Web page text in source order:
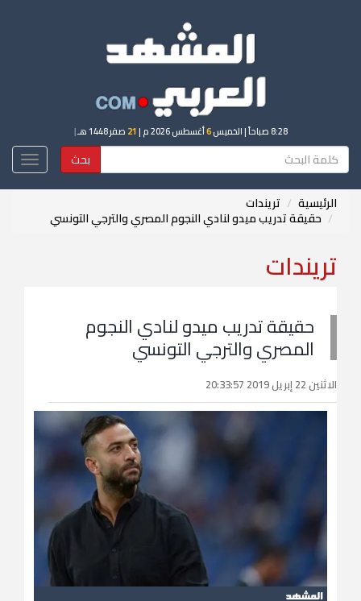
8:28 صباحاً | الخميس6أغسطس 2026 م | 21 صفر 1448 هـ |
بحث
الرئيسية تريندات
حقيقة تدريب ميدو لنادي النجوم المصري والترجي التونسي
تريندات
حقيقة تدريب ميدو لنادي النجوم
المصري والترجي التونسي
الاثنين 22 إبريل 2019 20:33:57